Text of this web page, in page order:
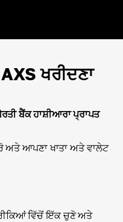
ਖਰੀਦਣਾ
ਬੈਂਕ ਹਾਸ਼ੀਆਰਾ ਪ੍ਰਾਪਤ
ਅਤੇ ਆਪਣਾ ਖਾਤਾ ਅਤੇ ਵਾਲੇਟ
ਵਿੱਚੋਂ ਇੱਕ ਚੁਣੋ ਅਤੇ